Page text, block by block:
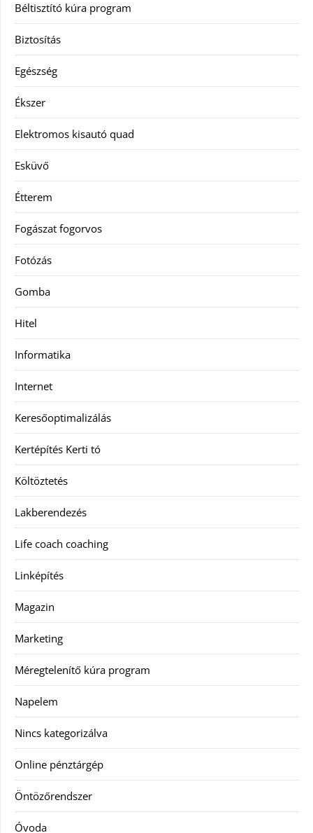
Béltisztító kúra program
Biztosítás
Egészség
Ékszer
Elektromos kisautó quad
Esküvő
Étterem
Fogászat fogorvos
Fotózás
Gomba
Hitel
Informatika
Internet
Keresőoptimalizálás
Kertépítés Kerti tó
Költöztetés
Lakberendezés
Life coach coaching
Linképítés
Magazin
Marketing
Méregtelenítő kúra program
Napelem
Nincs kategorizálva
Online pénztárgép
Öntözőrendszer
Óvoda